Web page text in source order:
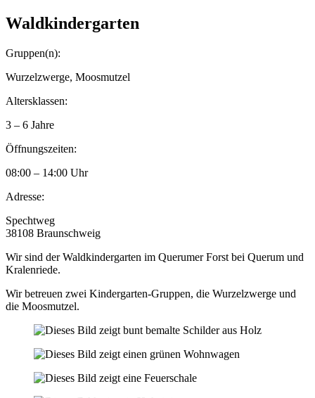
Waldkindergarten
Gruppen(n):
Wurzelzwerge, Moosmutzel
Altersklassen:
3 – 6 Jahre
Öffnungszeiten:
08:00 – 14:00 Uhr
Adresse:
Spechtweg
38108 Braunschweig
Wir sind der Waldkindergarten im Querumer Forst bei Querum und
Kralenriede.
Wir betreuen zwei Kindergarten-Gruppen, die Wurzelzwerge und
die Moosmutzel.